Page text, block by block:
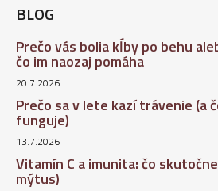
BLOG
Prečo vás bolia kĺby po behu
čo im naozaj pomáha
20.7.2026
Prečo sa v lete kazí trávenie (a
funguje)
13.7.2026
Vitamín C a imunita: čo
mýtus)